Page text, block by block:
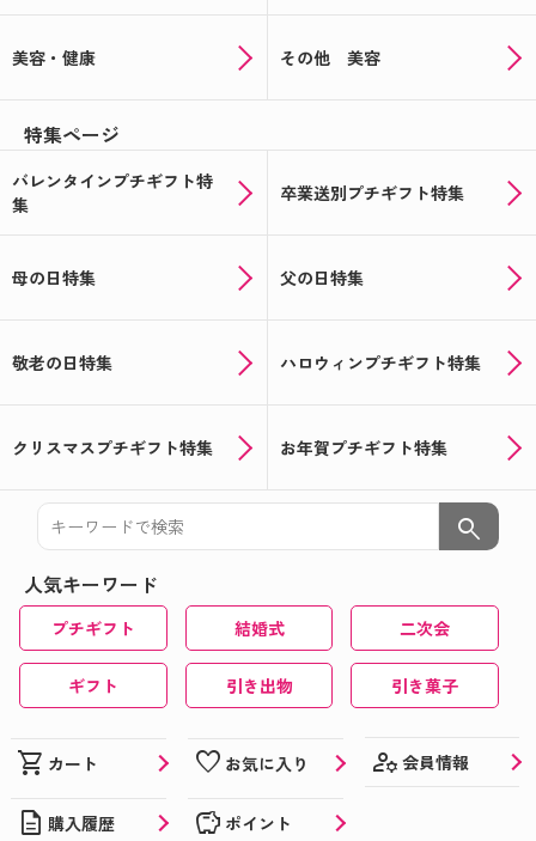
美容・健康 その他 美容
特集ページ
バレンタインプチギフト特
集
卒業送別プチギフト特集
母の日特集 父の日特集
敬老の日特集 ハロウィンプチギフト特集
クリスマスプチギフト特集 お年賀プチギフト特集
search
人気キーワード
プチギフト 結婚式 二次会
ギフト 引き出物 引き菓子
shopping_cart カート favorite お気に入り manage_accounts 会員情報
description 購入履歴 savings ポイント